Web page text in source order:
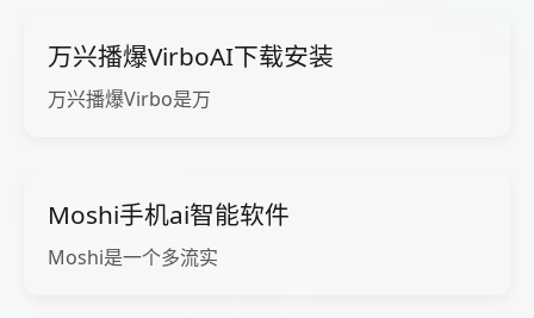
万兴播爆VirboAI下载安装
万兴播爆Virbo是万
Moshi手机ai智能软件
Moshi是一个多流实